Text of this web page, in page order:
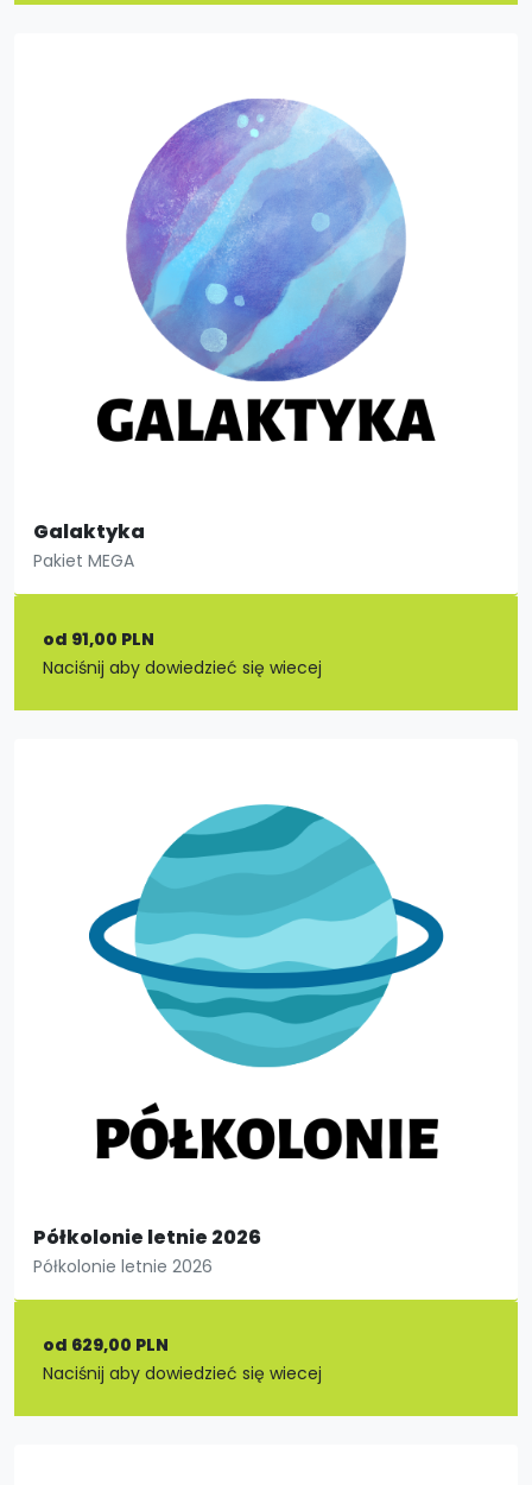
Galaktyka
Pakiet MEGA
od 91,00 PLN
Naciśnij aby dowiedzieć się wiecej
Półkolonie letnie 2026
Półkolonie letnie 2026
od 629,00 PLN
Naciśnij aby dowiedzieć się wiecej